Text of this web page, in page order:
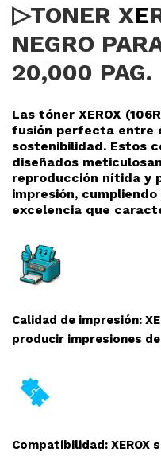
▷TONER XE
NEGRO
20,000 PAG.
Las tóner XEROX
fusión perfecta entre
sostenibilidad. Estos
diseñados
reproducción nítida y
impresión,
excelencia que
Calidad de impresión:
producir impresiones
Compatibilidad: